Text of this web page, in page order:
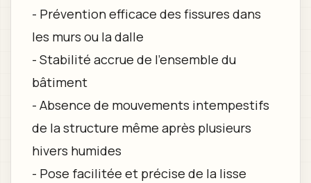
- Prévention efficace des fissures dans
les murs ou la dalle
- Stabilité accrue de l’ensemble du
bâtiment
- Absence de mouvements intempestifs
de la structure même après plusieurs
hivers humides
- Pose facilitée et précise de la lisse